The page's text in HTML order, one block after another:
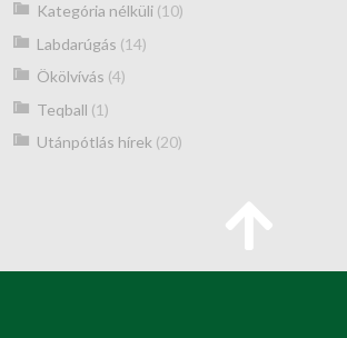
Kategória nélküli(10)
Labdarúgás (14)
Ökölvívás (4)
Teqball (1)
Utánpótlás hírek (20)